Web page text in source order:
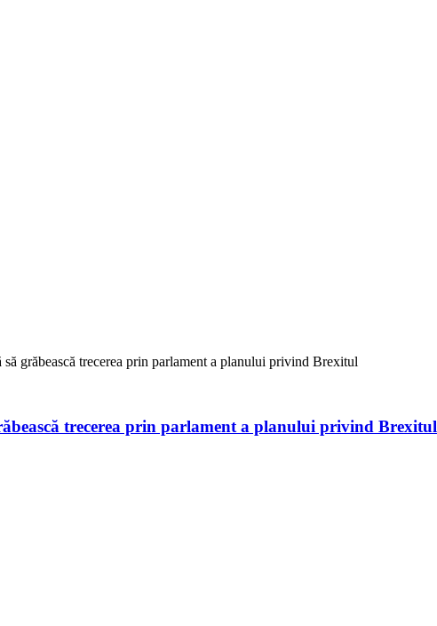
grăbească trecerea prin parlament a planului privind Brexitul
trecerea prin parlament a planului privind Brexitul